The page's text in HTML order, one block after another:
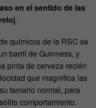
en el sentido de las
.
químicos de la RSC se
barril de Guinness, y
pinta de cerveza recién
que magnifica las
tamaño normal, para
comportamiento.